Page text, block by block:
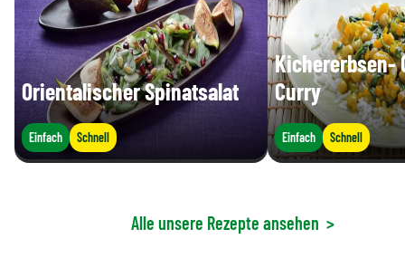
Orientalischer Spinatsalat
Einfach Schnell
Kichererbsen-
Curry
Einfach Schnell
Alle unsere Rezepte ansehen >